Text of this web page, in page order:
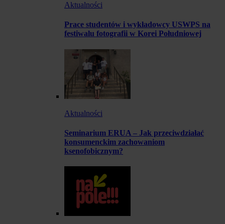
Aktualności
Prace studentów i wykładowcy USWPS na
festiwalu fotografii w Korei Południowej
Aktualności
Seminarium ERUA – Jak przeciwdziałać
konsumenckim zachowaniom
ksenofobicznym?